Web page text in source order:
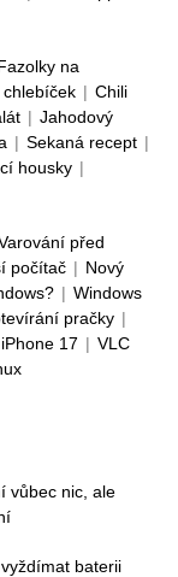
na
chlebíček | Chili
| Jahodový
| Sekaná recept |
housky |
před
počítač | Nový
| Windows
pračky |
iPhone 17 | VLC
vůbec nic, ale
baterii